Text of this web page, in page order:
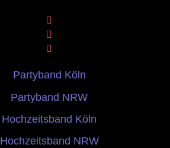
Partyband Köln
Partyband NRW
Hochzeitsband Köln
Hochzeitsband NRW